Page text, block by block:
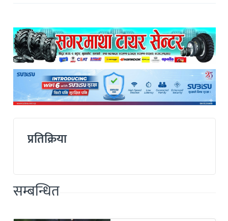
प्रतिक्रिया
सम्बन्धित